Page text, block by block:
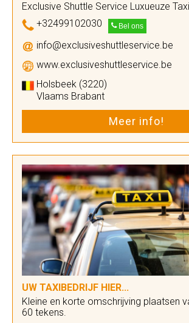
Exclusive Shuttle Service Luxueuze
+32499102030
Bel ons
info@exclusiveshuttleservice.be
www.exclusiveshuttleservice.be
Holsbeek (3220)
Vlaams Brabant
Meer info!
UW TAXIBEDRIJF HIER...
Kleine en korte omschrijving plaatsen
60 tekens.